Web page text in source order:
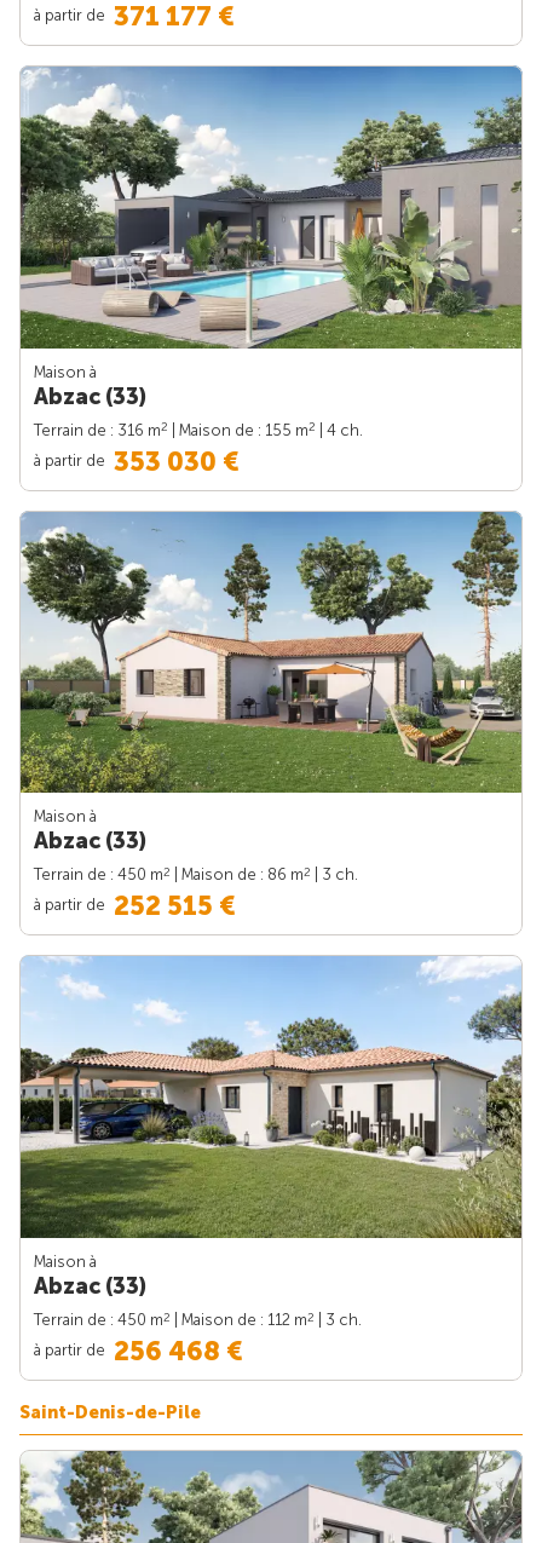
à partir de 371 177 €
Maison à
Abzac (33)
Terrain de : 316 m2 | Maison de : 155 m2
| 4 ch.
à partir de 353 030 €
Maison à
Abzac (33)
Terrain de : 450 m2 | Maison de : 86 m2
| 3 ch.
à partir de 252 515 €
Maison à
Abzac (33)
Terrain de : 450 m2 | Maison de : 112 m2
| 3 ch.
à partir de 256 468 €
Saint-Denis-de-Pile